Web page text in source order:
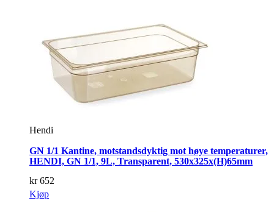
Hendi
GN 1/1 Kantine, motstandsdyktig mot høye temperaturer,
HENDI, GN 1/1, 9L, Transparent, 530x325x(H)65mm
kr652
Kjøp